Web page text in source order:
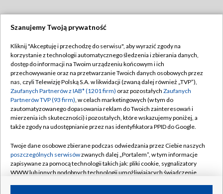
TVP
Abonament TVP
Emisja w TVP
Centrum informacji TVP
Naziemna Telewizja Cyfrowa
Rada Programowa
System NOS
Informacje o nadawcy
Regulamin TVP
Polityka prywatności
Moje zgody
Pomoc
Kontakt
Kanały
Szanujemy Twoją prywatność
Kliknij "Akceptuję i przechodzę do serwisu", aby wyrazić zgody na
korzystanie z technologii automatycznego śledzenia i zbierania danych,
dostęp do informacji na Twoim urządzeniu końcowym i ich
przechowywanie oraz na przetwarzanie Twoich danych osobowych przez
nas, czyli Telewizję Polską S.A. w likwidacji (zwaną dalej również „TVP”),
Zaufanych Partnerów z IAB* (1201 firm) oraz pozostałych Zaufanych
Partnerów TVP (93 firm), w celach marketingowych (w tym do
zautomatyzowanego dopasowania reklam do Twoich zainteresowań i
mierzenia ich skuteczności) i pozostałych, które wskazujemy poniżej, a
także zgody na udostępnianie przez nas identyfikatora PPID do Google.
Twoje dane osobowe zbierane podczas odwiedzania przez Ciebie naszych
poszczególnych serwisówzwanych dalej „Portalem”, w tym informacje
zapisywane za pomocą technologii takich jak: pliki cookie, sygnalizatory
WWW lub innych podobnych technologii umożliwiających świadczenie